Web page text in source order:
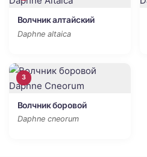
Волчник алтайский
Daphne altaica
3
Волчник боровой
Daphne cneorum